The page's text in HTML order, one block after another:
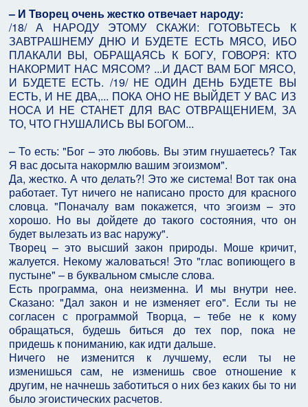
– И Творец очень жестко отвечает народу:
/18/ А НАРОДУ ЭТОМУ СКАЖИ: ГОТОВЬТЕСЬ К
ЗАВТРАШНЕМУ ДНЮ И БУДЕТЕ ЕСТЬ МЯСО, ИБО
ПЛАКАЛИ ВЫ, ОБРАЩАЯСЬ К БОГУ, ГОВОРЯ: КТО
НАКОРМИТ НАС МЯСОМ? ...И ДАСТ ВАМ БОГ МЯСО,
И БУДЕТЕ ЕСТЬ. /19/ НЕ ОДИН ДЕНЬ БУДЕТЕ ВЫ
ЕСТЬ, И НЕ ДВА,... ПОКА ОНО НЕ ВЫЙДЕТ У ВАС ИЗ
НОСА И НЕ СТАНЕТ ДЛЯ ВАС ОТВРАЩЕНИЕМ, ЗА
ТО, ЧТО ГНУШАЛИСЬ ВЫ БОГОМ...
– То есть: "Бог – это любовь. Вы этим гнушаетесь? Так
Я вас досыта накормлю вашим эгоизмом".
Да, жестко. А что делать?! Это же система! Вот так она
работает. Тут ничего не написано просто для красного
словца. "Поначалу вам покажется, что эгоизм – это
хорошо. Но вы дойдете до такого состояния, что он
будет вылезать из вас наружу".
Творец – это высший закон природы. Моше кричит,
жалуется. Некому жаловаться! Это "глас вопиющего в
пустыне" – в буквальном смысле слова.
Есть программа, она неизменна. И мы внутри нее.
Сказано: "Дал закон и не изменяет его". Если ты не
согласен с программой Творца, – тебе не к кому
обращаться, будешь биться до тех пор, пока не
придешь к пониманию, как идти дальше.
Ничего не изменится к лучшему, если ты не
изменишься сам, не изменишь свое отношение к
другим, не начнешь заботиться о них без каких бы то ни
было эгоистических расчетов.